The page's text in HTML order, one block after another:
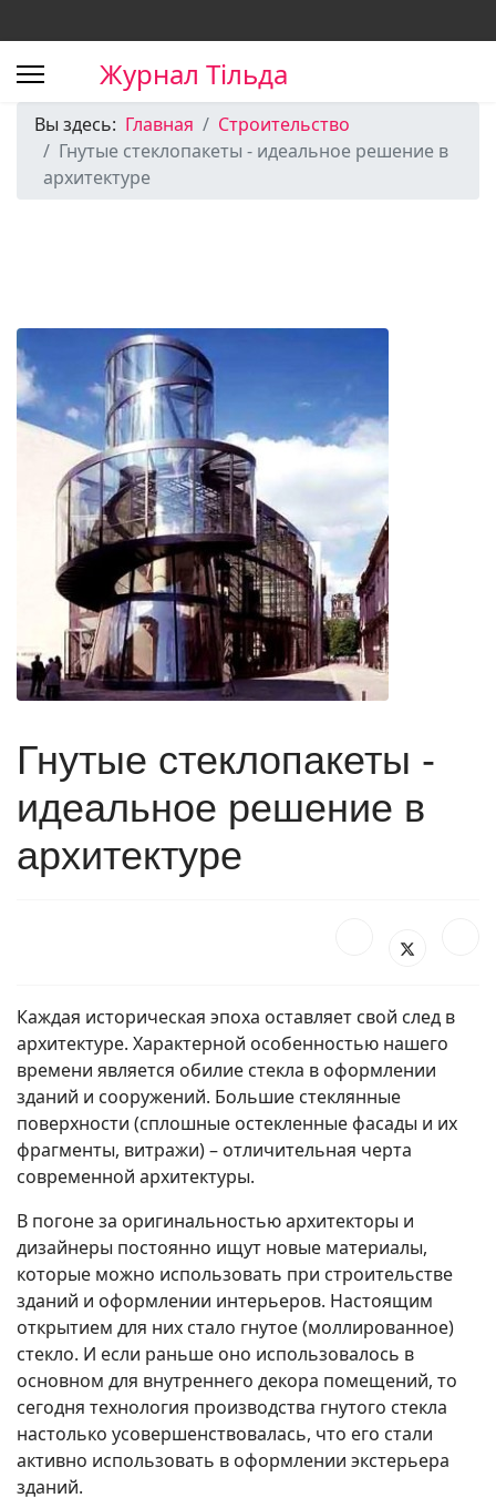
Журнал Тільда
Вы здесь: Главная
Строительство
Гнутые стеклопакеты - идеальное решение в
архитектуре
Гнутые стеклопакеты -
идеальное решение в
архитектуре
Каждая историческая эпоха оставляет свой след в
архитектуре. Характерной особенностью нашего
времени является обилие стекла в оформлении
зданий и сооружений. Большие стеклянные
поверхности (сплошные остекленные фасады и их
фрагменты, витражи) – отличительная черта
современной архитектуры.
В погоне за оригинальностью архитекторы и
дизайнеры постоянно ищут новые материалы,
которые можно использовать при строительстве
зданий и оформлении интерьеров. Настоящим
открытием для них стало гнутое (моллированное)
стекло. И если раньше оно использовалось в
основном для внутреннего декора помещений, то
сегодня технология производства гнутого стекла
настолько усовершенствовалась, что его стали
активно использовать в оформлении экстерьера
зданий.